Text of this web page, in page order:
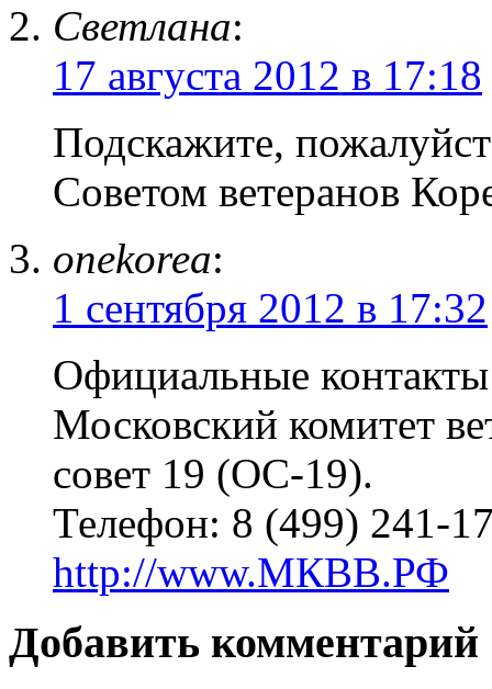
Светлана:
17 августа 2012 в 17:18
Подскажите,
Советом ветеранов
onekorea:
1 сентября 2012 в 17:32
Официальные контакты
Московский комитет
совет 19 (ОС-19).
Телефон: 8 (499) 241-
http://www.МКВВ.РФ
Добавить комментарий